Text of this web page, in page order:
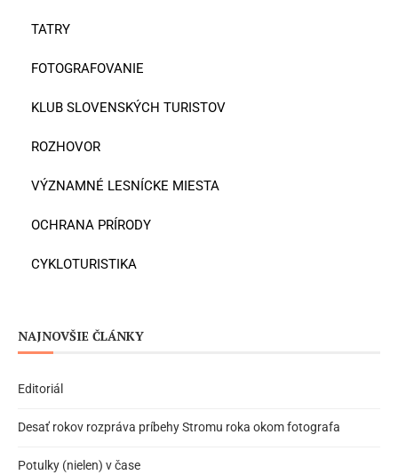
TATRY
FOTOGRAFOVANIE
KLUB SLOVENSKÝCH TURISTOV
ROZHOVOR
VÝZNAMNÉ LESNÍCKE MIESTA
OCHRANA PRÍRODY
CYKLOTURISTIKA
NAJNOVŠIE ČLÁNKY
Editoriál
Desať rokov rozpráva príbehy Stromu roka okom fotografa
Potulky (nielen) v čase